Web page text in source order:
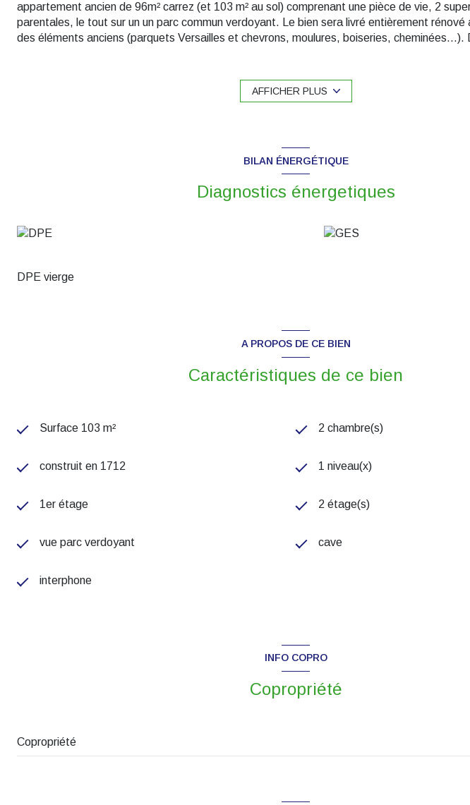
appartement ancien de 96m² carrez (et 103 m² au sol) comprenant une pièce de vie, 2
parentales, le tout sur un un parc commun verdoyant. Le bien sera livré entièrement rénové
des éléments anciens (parquets Versailles et chevrons, moulures, boiseries, cheminées...).
www.georisques.gouv.fr. Bien soumis au statut de la copropriété (syndic bénévole), pas de
AFFICHER PLUS
BILAN ÉNERGÉTIQUE
Diagnostics énergetiques
DPE vierge
A PROPOS DE CE BIEN
Caractéristiques de ce bien
Surface 103 m² 2 chambre(s)
construit en 1712 1 niveau(x)
1er étage 2 étage(s)
vue parc verdoyant cave
interphone
INFO COPRO
Copropriété
Copropriété